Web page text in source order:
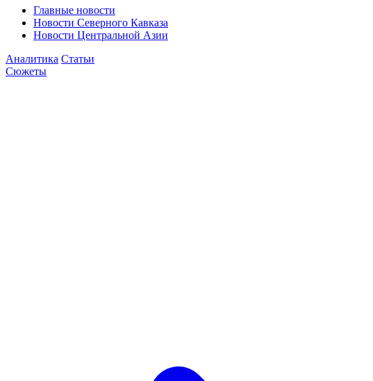
Главные новости
Новости Северного Кавказа
Новости Центральной Азии
Аналитика Статьи
Сюжеты